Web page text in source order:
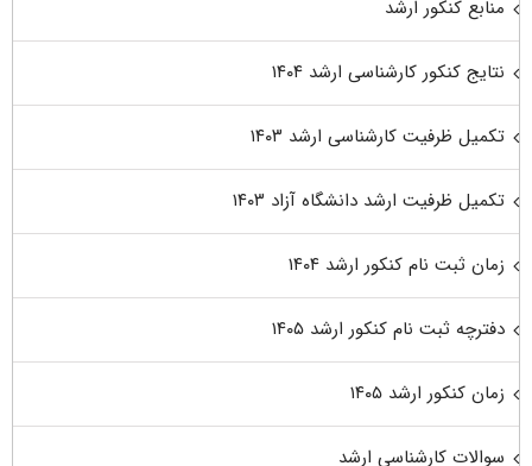
منابع کنکور ارشد
نتایج کنکور کارشناسی ارشد ۱۴۰۴
تکمیل ظرفیت کارشناسی ارشد ۱۴۰۳
تکمیل ظرفیت ارشد دانشگاه آزاد ۱۴۰۳
زمان ثبت نام کنکور ارشد ۱۴۰۴
دفترچه ثبت نام کنکور ارشد ۱۴۰۵
زمان کنکور ارشد ۱۴۰۵
سوالات کارشناسی ارشد